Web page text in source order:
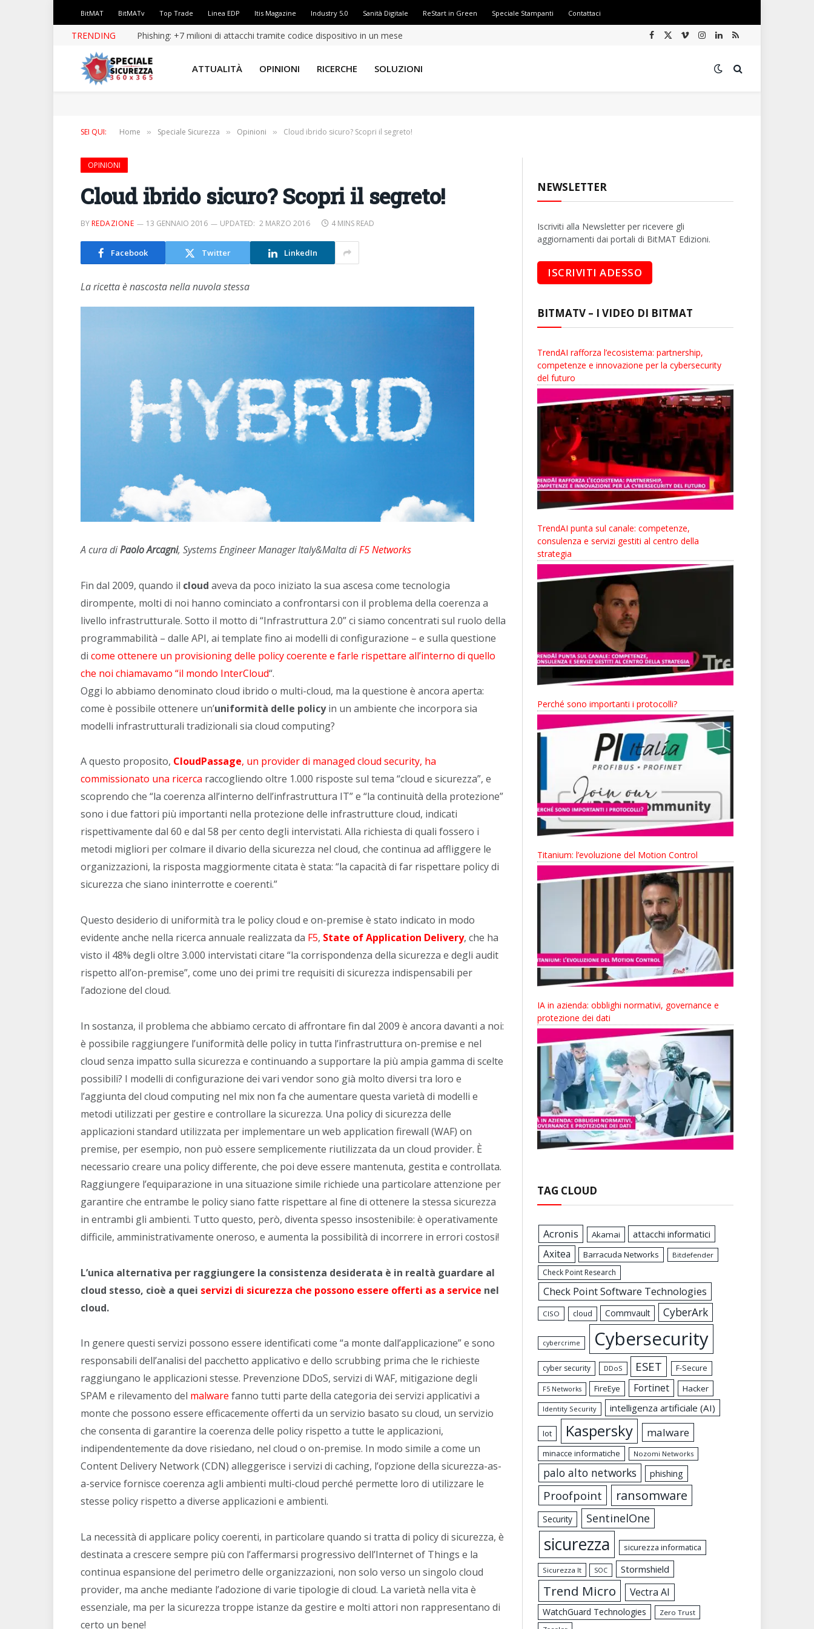
BitMAT BitMATv Top Trade Linea EDP Itis Magazine Industry 5.0 Sanità Digitale ReStart in Green Speciale Stampanti Contattaci
TRENDING Phishing: +7 milioni di attacchi tramite codice dispositivo in un mese Facebook
X
VimeoInstagram
LinkedIn
RSS
ATTUALITÀ OPINIONI RICERCHE SOLUZIONI
SEI QUI: Home » Speciale Sicurezza » Opinioni » Cloud ibrido sicuro? Scopri il segreto!
OPINIONI
Cloud ibrido sicuro? Scopri il segreto!
BYREDAZIONE 13 GENNAIO 2016 UPDATED: 2 MARZO 2016 4 MINS READ
Facebook Twitter LinkedIn
La ricetta è nascosta nella nuvola stessa
A cura diPaolo Arcagni, Systems Engineer Manager Italy&Malta diF5 Networks
Fin dal 2009, quando il cloud aveva da poco iniziato la sua ascesa come tecnologia
dirompente, molti di noi hanno cominciato a confrontarsi con il problema della coerenza a
livello infrastrutturale. Sotto il motto di “Infrastruttura 2.0” ci siamo concentrati sul ruolo della
programmabilità – dalle API, ai template fino ai modelli di configurazione – e sulla questione
di come ottenere un provisioning delle policy coerente e farle rispettare all’interno di quello
che noi chiamavamo “il mondo InterCloud“.
Oggi lo abbiamo denominato cloud ibrido o multi-cloud, ma la questione è ancora aperta:
come è possibile ottenere un’uniformità delle policyin un ambiente che incorpora sia
modelli infrastrutturali tradizionali sia cloud computing?
A questo proposito, CloudPassage, un provider di managed cloud security, ha
commissionato una ricerca raccogliendo oltre 1.000 risposte sul tema “cloud e sicurezza”, e
scoprendo che “la coerenza all’interno dell’infrastruttura IT” e “la continuità della protezione”
sono i due fattori più importanti nella protezione delle infrastrutture cloud, indicati
rispettivamente dal 60 e dal 58 per cento degli intervistati. Alla richiesta di quali fossero i
metodi migliori per colmare il divario della sicurezza nel cloud, che continua ad affliggere le
organizzazioni, la risposta maggiormente citata è stata: “la capacità di far rispettare policy di
sicurezza che siano ininterrotte e coerenti.”
Questo desiderio di uniformità tra le policy cloud e on-premise è stato indicato in modo
evidente anche nella ricerca annuale realizzata da F5, State of Application Delivery, che ha
visto il 48% degli oltre 3.000 intervistati citare “la corrispondenza della sicurezza e degli audit
rispetto all’on-premise”, come uno dei primi tre requisiti di sicurezza indispensabili per
l’adozione del cloud.
In sostanza, il problema che abbiamo cercato di affrontare fin dal 2009 è ancora davanti a noi:
è possibile raggiungere l’uniformità delle policy in tutta l’infrastruttura on-premise e nel
cloud senza impatto sulla sicurezza e continuando a supportare la più ampia gamma di scelte
possibili? I modelli di configurazione dei vari vendor sono già molto diversi tra loro e
l’aggiunta del cloud computing nel mix non fa che aumentare questa varietà di modelli e
metodi utilizzati per gestire e controllare la sicurezza. Una policy di sicurezza delle
applicazioni standard utilizzata per implementare un web application firewall (WAF) on
premise, per esempio, non può essere semplicemente riutilizzata da un cloud provider. È
necessario creare una policy differente, che poi deve essere mantenuta, gestita e controllata.
Raggiungere l’equiparazione in una situazione simile richiede una particolare attenzione per
garantire che entrambe le policy siano fatte rispettare al fine di ottenere la stessa sicurezza
in entrambi gli ambienti. Tutto questo, però, diventa spesso insostenibile: è operativamente
difficile, amministrativamente oneroso, e aumenta la possibilità di incorrere in errori costosi!
L’unica alternativa per raggiungere la consistenza desiderata è in realtà guardare al
cloud stesso, cioè a quei servizi di sicurezza che possono essere offerti as a service nel
cloud.
In genere questi servizi possono essere identificati come “a monte dall’applicazione” e sono
responsabili dell’analisi del pacchetto applicativo e dello scrubbing prima che le richieste
raggiungano le applicazioni stesse. Prevenzione DDoS, servizi di WAF, mitigazione degli
SPAM e rilevamento del malware fanno tutti parte della categoria dei servizi applicativi a
monte che possono essere efficacemente offerti da un servizio basato su cloud, un servizio
che consenta di garantire la coerenza delle policy rispetto a tutte le applicazioni,
indipendentemente da dove risiedano, nel cloud o on-premise. In modo simile a come un
Content Delivery Network (CDN) alleggerisce i servizi di caching, l’opzione della sicurezza-as-
a-service fornisce coerenza agli ambienti multi-cloud perché permette loro di utilizzare le
stesse policy rispetto a diverse applicazioni e ambienti.
La necessità di applicare policy coerenti, in particolare quando si tratta di policy di sicurezza, è
destinata a crescere sempre più con l’affermarsi progressivo dell’Internet of Things e la
continua espansione del perimetro delle organizzazioni, non solo verso un singolo cloud
provider, ma anche mediante l’adozione di varie tipologie di cloud. La varietà nella vita è
essenziale, ma per la sicurezza troppe istanze da gestire e molti attori non rappresentano di
certo un bene!
NEWSLETTER
Iscriviti alla Newsletter per ricevere gli
aggiornamenti dai portali di BitMAT Edizioni.
BITMATV – I VIDEO DI BITMAT
TrendAI rafforza l’ecosistema: partnership,
competenze e innovazione per la cybersecurity
del futuro
TrendAI punta sul canale: competenze,
consulenza e servizi gestiti al centro della
strategia
Perché sono importanti i protocolli?
Titanium: l’evoluzione del Motion Control
IA in azienda: obblighi normativi, governance e
protezione dei dati
TAG CLOUD
Acronis Akamai attacchi informatici
Axitea Barracuda Networks Bitdefender
Check Point Research
Check Point Software Technologies
CISO cloud Commvault CyberArk
cybercrime Cybersecurity
cyber security DDoS ESET F-Secure
F5 Networks FireEye Fortinet Hacker
Identity Security intelligenza artificiale (AI)
Iot Kaspersky malware
minacce informatiche Nozomi Networks
palo alto networks phishing
Proofpoint ransomware
Security SentinelOne
sicurezza sicurezza informatica
Sicurezza It SOC Stormshield
Trend Micro Vectra AI
WatchGuard Technologies
Zero Trust